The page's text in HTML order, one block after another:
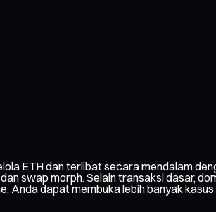
ETH dan terlibat secara mendalam
swap morph. Selain transaksi dasar,
dapat membuka lebih banyak